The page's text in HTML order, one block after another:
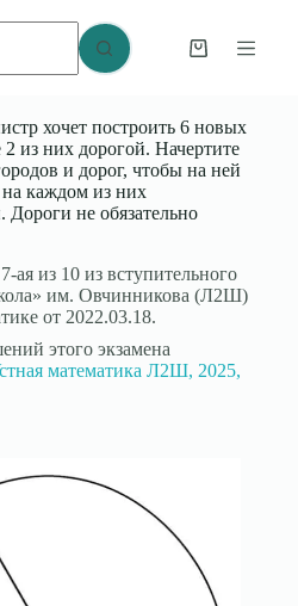
Корзина
хочет построить 6 новых
из них дорогой. Начертите
и дорог, чтобы на ней
на каждом из них
Дороги не обязательно
ая из 10 из вступительного
им. Овчинникова (Л2Ш)
от 2022.03.18.
этого экзамена
математика Л2Ш, 2025,